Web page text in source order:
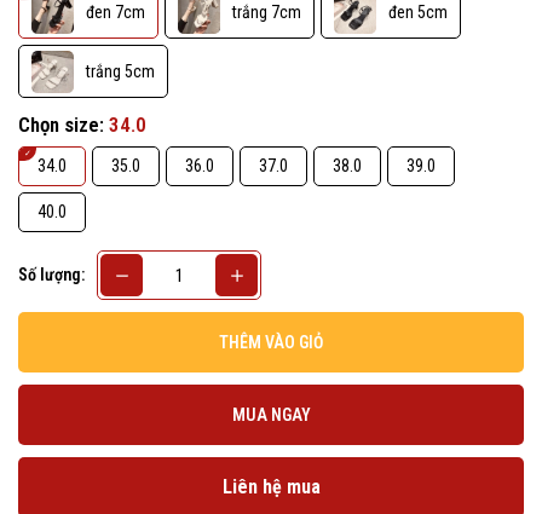
đen 7cm trắng 7cm đen 5cm
trắng 5cm
Chọn size: 34.0
34.0 35.0 36.0 37.0 38.0 39.0
40.0
Số lượng:
THÊM VÀO GIỎ
MUA NGAY
Liên hệ mua